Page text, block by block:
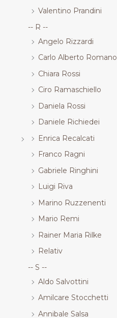
Valentino Prandini
-- R --
Angelo Rizzardi
Carlo Alberto Romano
Chiara Rossi
Ciro Ramaschiello
Daniela Rossi
Daniele Richiedei
Enrica Recalcati
Franco Ragni
Gabriele Ringhini
Luigi Riva
Marino Ruzzenenti
Mario Remi
Rainer Maria Rilke
Relativ
-- S --
Aldo Salvottini
Amilcare Stocchetti
Annibale Salsa